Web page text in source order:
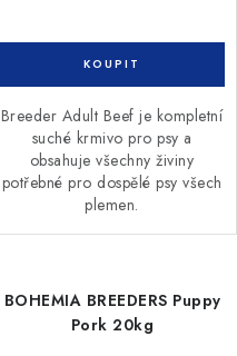
Breeder Adult Beef je kompletní
suché krmivo pro psy a
obsahuje všechny živiny
potřebné pro dospělé psy všech
plemen.
BOHEMIA BREEDERS Puppy
Pork 20kg